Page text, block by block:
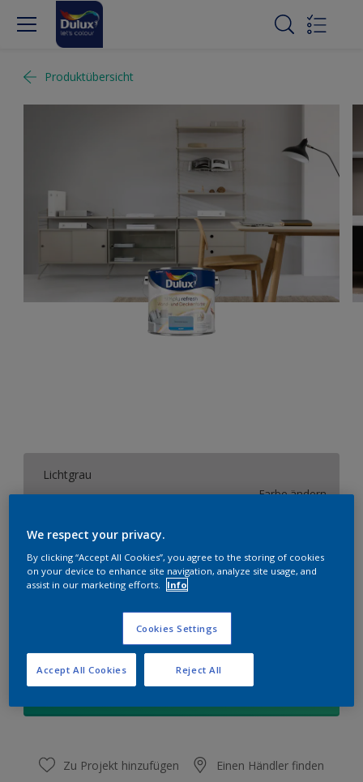
Produktübersicht
Lichtgrau
Farbe ändern
Größe
2,5 l
Wieviel Farbe wird benötigt?
Berechnen
Zu Projekt hinzufügen Einen Händler finden
We respect your privacy.
By clicking “Accept All Cookies”, you agree to the storing of cookies
on your device to enhance site navigation, analyze site usage, and
assist in our marketing efforts.
Info
Cookies Settings
Reject All
Accept All Cookies